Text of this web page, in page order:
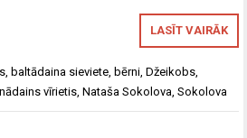
LASĪT VAIRĀK
,baltādaina sieviete ,bērni ,Džeikobs
vīrietis ,Nataša Sokolova ,Sokolova